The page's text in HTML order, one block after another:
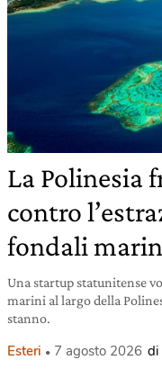
La Polinesia
contro
fondali
Una startup statunitense
marini al largo della
stanno.
Esteri 7 agosto 2026 di